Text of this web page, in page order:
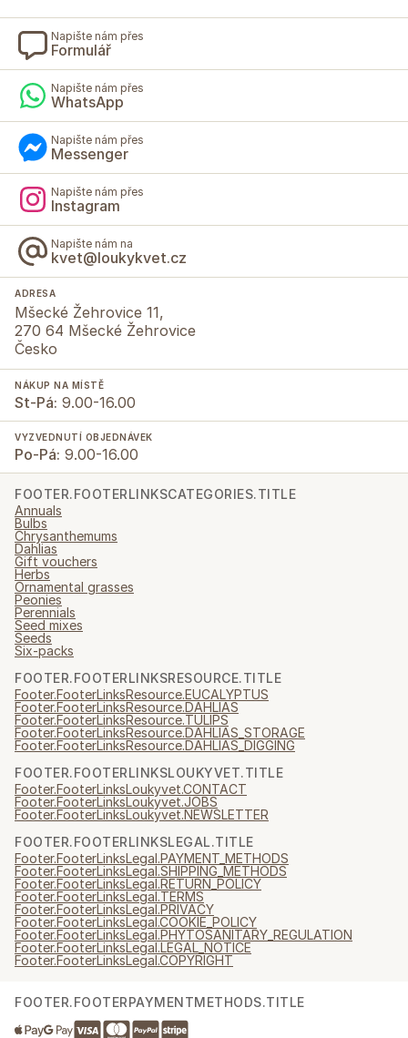
Napište nám přes
Formulář
Napište nám přes
WhatsApp
Napište nám přes
Messenger
Napište nám přes
Instagram
Napište nám na
kvet@loukykvet.cz
ADRESA
Mšecké Žehrovice 11,
270 64 Mšecké Žehrovice
Česko
NÁKUP NA MÍSTĚ
St-Pá: 9.00-16.00
VYZVEDNUTÍ OBJEDNÁVEK
Po-Pá: 9.00-16.00
FOOTER.FOOTERLINKSCATEGORIES.TITLE
Annuals
Bulbs
Chrysanthemums
Dahlias
Gift vouchers
Herbs
Ornamental grasses
Peonies
Perennials
Seed mixes
Seeds
Six-packs
FOOTER.FOOTERLINKSRESOURCE.TITLE
Footer.FooterLinksResource.EUCALYPTUS
Footer.FooterLinksResource.DAHLIAS
Footer.FooterLinksResource.TULIPS
Footer.FooterLinksResource.DAHLIAS_STORAGE
Footer.FooterLinksResource.DAHLIAS_DIGGING
FOOTER.FOOTERLINKSLOUKYVET.TITLE
Footer.FooterLinksLoukyvet.CONTACT
Footer.FooterLinksLoukyvet.JOBS
Footer.FooterLinksLoukyvet.NEWSLETTER
FOOTER.FOOTERLINKSLEGAL.TITLE
Footer.FooterLinksLegal.PAYMENT_METHODS
Footer.FooterLinksLegal.SHIPPING_METHODS
Footer.FooterLinksLegal.RETURN_POLICY
Footer.FooterLinksLegal.TERMS
Footer.FooterLinksLegal.PRIVACY
Footer.FooterLinksLegal.COOKIE_POLICY
Footer.FooterLinksLegal.PHYTOSANITARY_REGULATION
Footer.FooterLinksLegal.LEGAL_NOTICE
Footer.FooterLinksLegal.COPYRIGHT
FOOTER.FOOTERPAYMENTMETHODS.TITLE